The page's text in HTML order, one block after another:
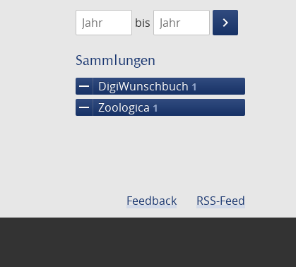
1897
1898
bis
keyboard_arrow_right
Suche
Sammlungen
remove DigiWunschbuch 1
remove Zoologica 1
Feedback RSS-Feed